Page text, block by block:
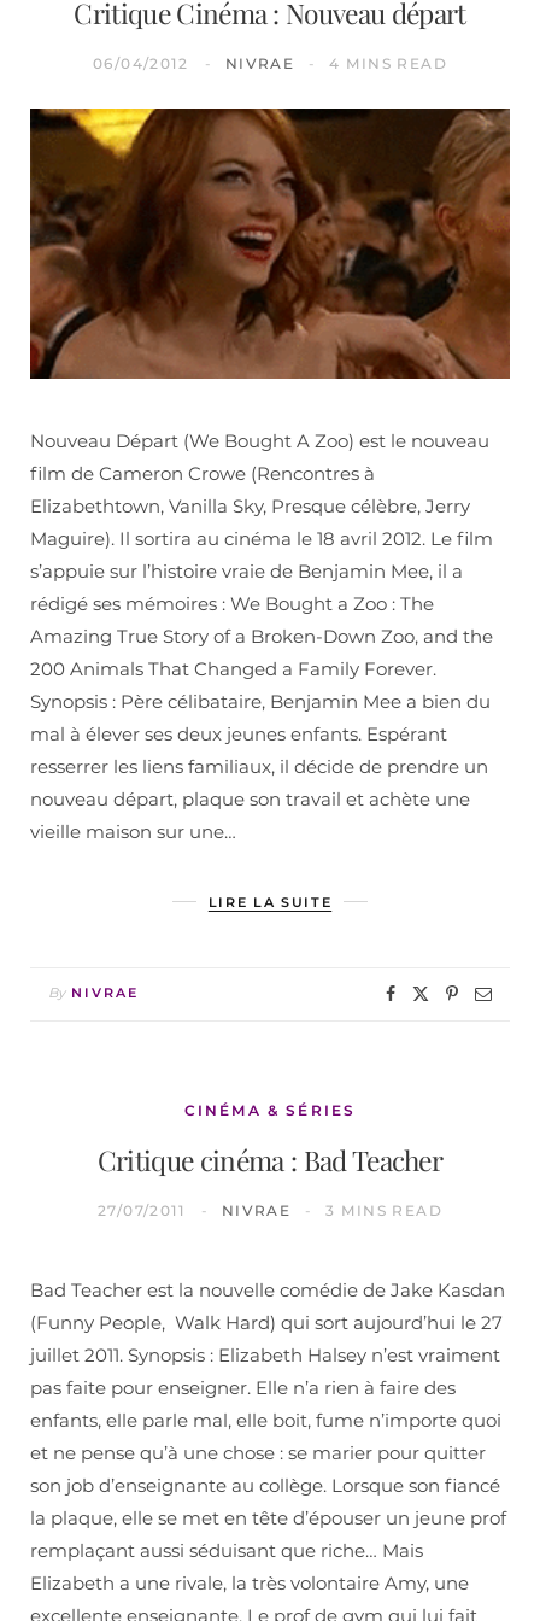
Critique Cinéma : Nouveau départ
06/04/2012 NIVRAE 4 MINS READ
Nouveau Départ (We Bought A Zoo) est le nouveau
film de Cameron Crowe (Rencontres à
Elizabethtown, Vanilla Sky, Presque célèbre, Jerry
Maguire). Il sortira au cinéma le 18 avril 2012. Le film
s’appuie sur l’histoire vraie de Benjamin Mee, il a
rédigé ses mémoires : We Bought a Zoo : The
Amazing True Story of a Broken-Down Zoo, and the
200 Animals That Changed a Family Forever.
Synopsis : Père célibataire, Benjamin Mee a bien du
mal à élever ses deux jeunes enfants. Espérant
resserrer les liens familiaux, il décide de prendre un
nouveau départ, plaque son travail et achète une
vieille maison sur une…
LIRE LA SUITE
By NIVRAE
CINÉMA & SÉRIES
Critique cinéma : Bad Teacher
27/07/2011 NIVRAE 3 MINS READ
Bad Teacher est la nouvelle comédie de Jake Kasdan
(Funny People, Walk Hard) qui sort aujourd’hui le 27
juillet 2011. Synopsis : Elizabeth Halsey n’est vraiment
pas faite pour enseigner. Elle n’a rien à faire des
enfants, elle parle mal, elle boit, fume n’importe quoi
et ne pense qu’à une chose : se marier pour quitter
son job d’enseignante au collège. Lorsque son fiancé
la plaque, elle se met en tête d’épouser un jeune prof
remplaçant aussi séduisant que riche… Mais
Elizabeth a une rivale, la très volontaire Amy, une
excellente enseignante. Le prof de gym qui lui fait